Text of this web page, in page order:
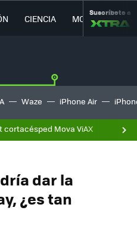
CIENCIA MOVILIDAD
Suscríbete a
Waze iPhone Air
cortacésped Mova ViAX
dar la
¿es tan